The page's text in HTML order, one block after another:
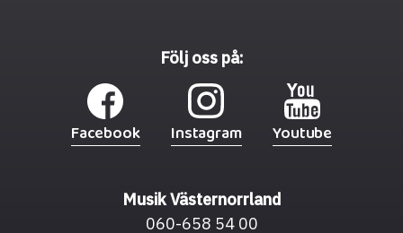
Musik Västernorrland
060-658 54 00
Följ oss på:
Facebook Instagram Youtube